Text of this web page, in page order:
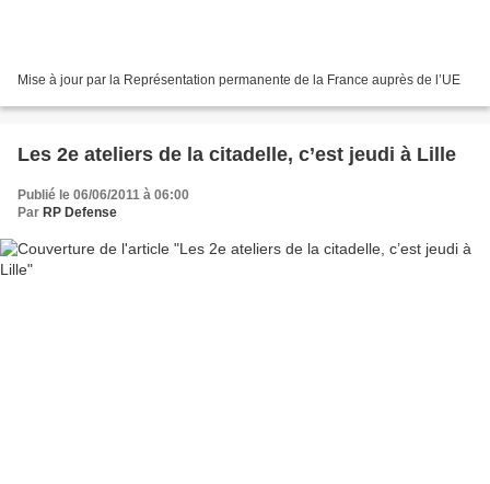
Mise à jour par la Représentation permanente de la France auprès de l’UE
Les 2e ateliers de la citadelle, c’est jeudi à Lille
Publié le 06/06/2011 à 06:00
Par RP Defense